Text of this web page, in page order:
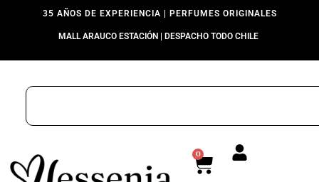
35 AÑOS DE EXPERIENCIA | PERFUMES ORIGINALES
MALL ARAUCO ESTACIÓN | DESPACHO TODO CHILE
0